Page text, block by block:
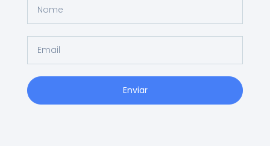
Enviar